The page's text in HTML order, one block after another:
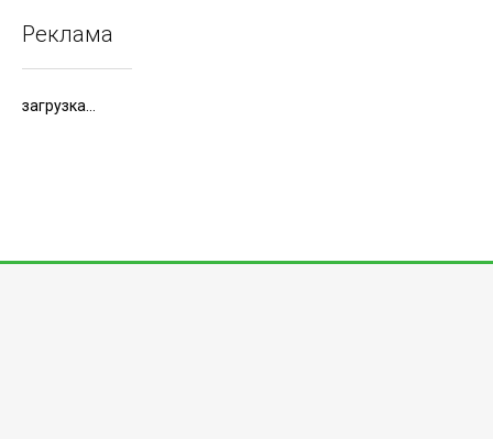
Реклама
загрузка...